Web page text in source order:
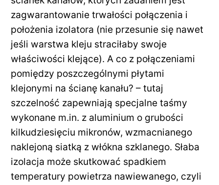
zagwarantowanie trwałości połączenia i
położenia izolatora (nie przesunie się nawet
jeśli warstwa kleju straciłaby swoje
właściwości klejące). A co z połączeniami
pomiędzy poszczególnymi płytami
klejonymi na ścianę kanału? – tutaj
szczelność zapewniają specjalne taśmy
wykonane m.in. z aluminium o grubości
kilkudziesięciu mikronów, wzmacnianego
naklejoną siatką z włókna szklanego. Słaba
izolacja może skutkować spadkiem
temperatury powietrza nawiewanego, czyli